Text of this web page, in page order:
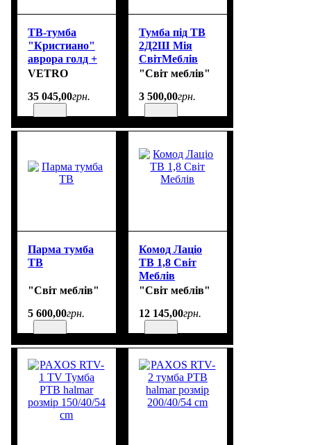
ТВ-тумба
"Кристиано"
аврора голд +
бежевый
VETRO
35 045,00грн.
Тумба під ТВ
2Д2Ш Мія
СвітМеблів
"Світ меблів"
3 500,00грн.
Парма тумба
ТВ
"Світ меблів"
5 600,00грн.
Комод Лаціо
ТВ 1,8 Світ
Меблів
"Світ меблів"
12 145,00грн.